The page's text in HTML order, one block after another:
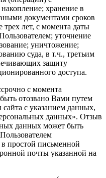
хранение в
документами сроков
трех лет, с момента даты
уточнение
уничтожение;
суда, в т.ч., третьим
защиту
доступа.
с момента
отозвано Вами путем
с указанием данных,
данных». Отзыв
данных может быть
простой письменной
почты указанной на